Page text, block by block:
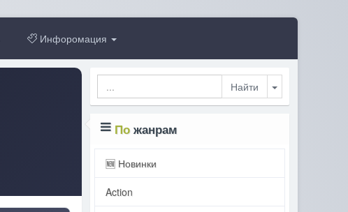
Инфоромация
Toggle
По жанрам
🆕 Новинки
Action